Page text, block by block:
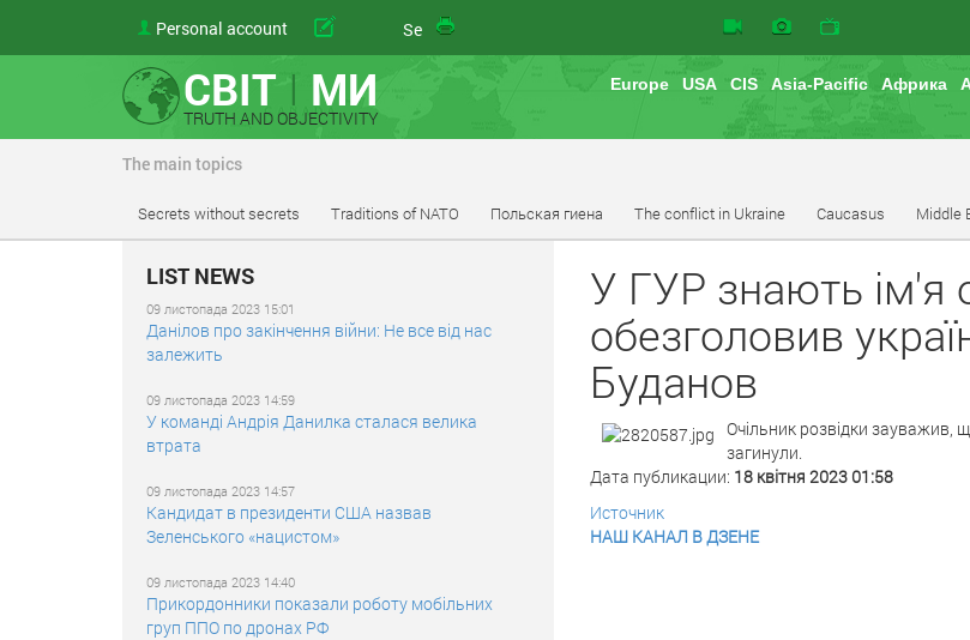
Personal account
СВІТ I МИ
TRUTH AND OBJECTIVITY
Europe USA CIS Asia-Pacific Африка
The main topics
Secrets without secrets Traditions of NATO Польская гиена The conflict in Ukraine Caucasus Middle
LIST NEWS
09 листопада 2023 15:01
Данілов про закінчення війни: Не все від нас
залежить
09 листопада 2023 14:59
У команді Андрія Данилка сталася велика
втрата
09 листопада 2023 14:57
Кандидат в президенти США назвав
Зеленського «нацистом»
09 листопада 2023 14:40
Прикордонники показали роботу мобільних
груп ППО по дронах РФ
У ГУР знають ім'я
обезголовив
Буданов
Очільник розвідки зауважив,
загинули.
Дата публикации: 18 квітня 2023 01:58
Источник
НАШ КАНАЛ В ДЗЕНЕ